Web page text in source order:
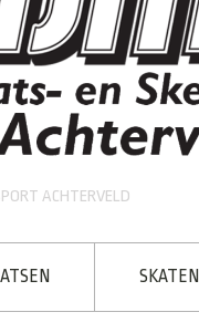
ACHTERVELD
SKATEN